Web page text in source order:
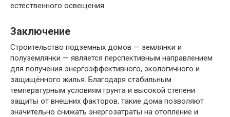
естественного освещения.
Заключение
Строительство подземных домов — землянки и
полуземлянки — является перспективным направлением
для получения энергоэффективного, экологичного и
защищённого жилья. Благодаря стабильным
температурным условиям грунта и высокой степени
защиты от внешних факторов, такие дома позволяют
значительно снижать энергозатраты на отопление и